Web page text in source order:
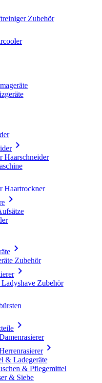
Zubehör

Haarschneider
Haartrockner


Zubehör

Zubehör


& Ladegeräte
& Pflegemittel
& Siebe